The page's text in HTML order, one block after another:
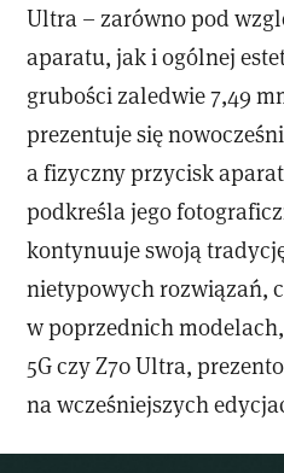
Ultra – zarówno pod
aparatu, jak i ogólnej
grubości zaledwie 7,49
prezentuje się
a fizyczny przycisk
podkreśla jego
kontynuuje swoją
nietypowych rozwiązań,
w poprzednich
5G czy Z70 Ultra,
na wcześniejszych